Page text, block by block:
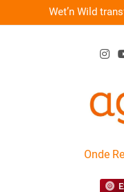
to
Wet’n Wild
Onde